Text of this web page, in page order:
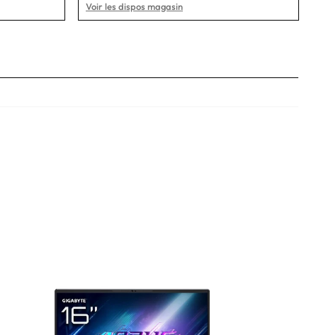
Voir les dispos magasin